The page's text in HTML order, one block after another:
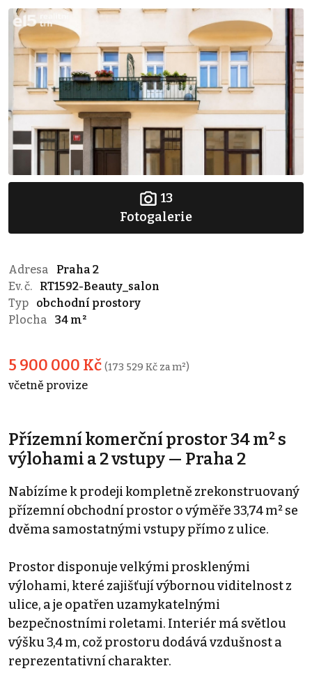
13
Fotogalerie
Adresa
Praha 2
Ev. č.
RT1592-Beauty_salon
Typ
obchodní prostory
Plocha
34 m²
5 900 000 Kč (173 529 Kč za m²)
včetně provize
Přízemní komerční prostor 34 m² s
výlohami a 2 vstupy — Praha 2
Nabízíme k prodeji kompletně zrekonstruovaný
přízemní obchodní prostor o výměře 33,74 m² se
dvěma samostatnými vstupy přímo z ulice.
Prostor disponuje velkými prosklenými
výlohami, které zajišťují výbornou viditelnost z
ulice, a je opatřen uzamykatelnými
bezpečnostními roletami. Interiér má světlou
výšku 3,4 m, což prostoru dodává vzdušnost a
reprezentativní charakter.